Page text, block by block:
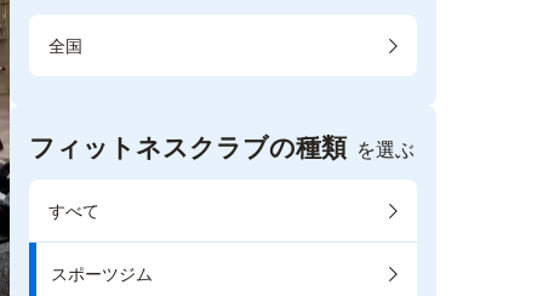
全国
フィットネスクラブの種類 を選ぶ
すべて
スポーツジム